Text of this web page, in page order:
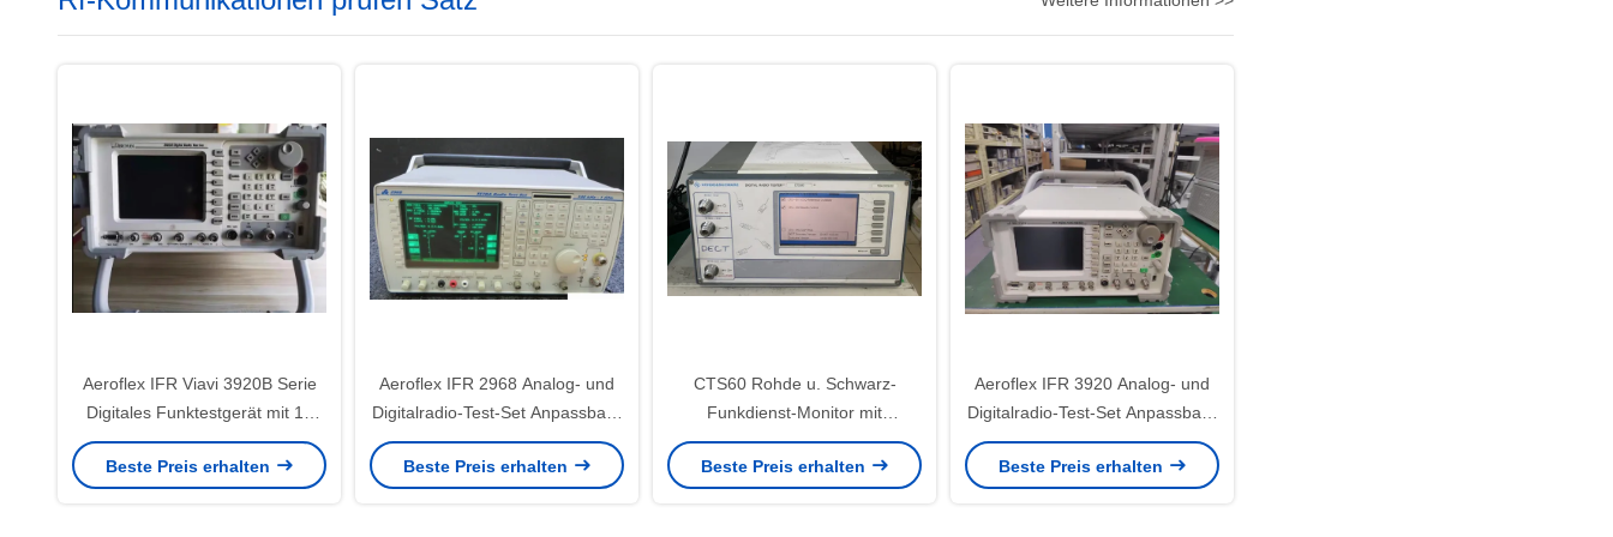
Aeroflex IFR Viavi 3920B Serie
Digitales Funktestgerät mit 10
MHz bis 2,7 GHz Bereich,
geringem Phasenrauschen und
Beste Preis erhalten
Aeroflex IFR 2968 Analog- und
Digitalradio-Test-Set Anpassbare
Plattform OEM ODM
Beste Preis erhalten
CTS60 Rohde u. Schwarz-
Funkdienst-Monitor mit
IEC/IEEE-Bus Schnittstelle
Beste Preis erhalten
Aeroflex IFR 3920 Analog- und
Digitalradio-Test-Set Anpassbare
Plattform OEM ODM
Beste Preis erhalten